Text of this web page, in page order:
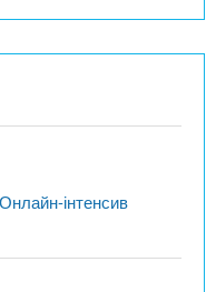
інтенсив